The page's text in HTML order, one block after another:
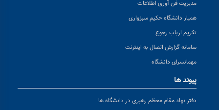
مدیریت فن آوری اطلاعات
همیار دانشگاه حکیم سبزواری
تکریم ارباب رجوع
سامانه گزارش اتصال به اینترنت
مهمانسرای دانشگاه
پیوند ها
دفتر نهاد مقام معظم رهبری در دانشگاه ها